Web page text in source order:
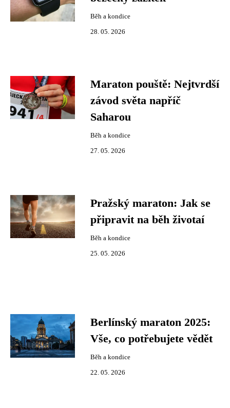
Běh a kondice
28. 05. 2026
Maraton pouště: Nejtvrdší
závod světa napříč
Saharou
Běh a kondice
27. 05. 2026
Pražský maraton: Jak se
připravit na běh životaí
Běh a kondice
25. 05. 2026
Berlínský maraton 2025:
Vše, co potřebujete vědět
Běh a kondice
22. 05. 2026